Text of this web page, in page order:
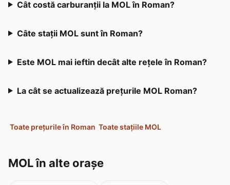
Cât costă carburanții la MOL în Roman?
Câte stații MOL sunt în Roman?
Este MOL mai ieftin decât alte rețele în Roman?
La cât se actualizează prețurile MOL Roman?
Toate prețurile în Roman Toate stațiile MOL
MOL în alte orașe